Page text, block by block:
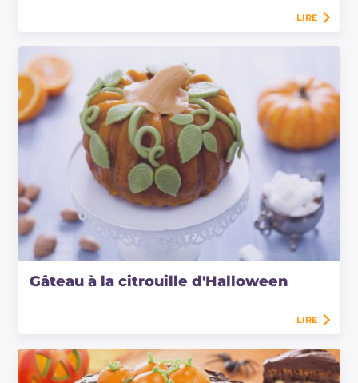
LIRE
Gâteau à la citrouille d'Halloween
LIRE